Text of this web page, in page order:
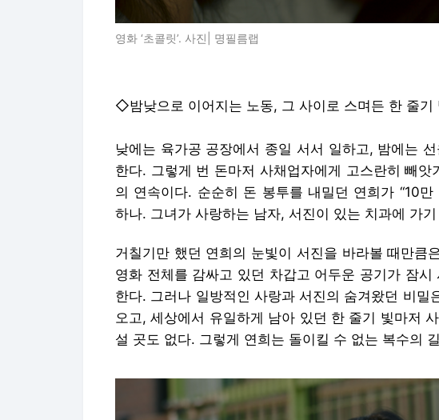
영화 ‘초콜릿’. 사진| 명필름랩
◇밤낮으로 이어지는 노동, 그 사이로 스며든 한 줄기
낮에는 육가공 공장에서 종일 서서 일하고, 밤에는
한다. 그렇게 번 돈마저 사채업자에게 고스란히 빼
의 연속이다. 순순히 돈 봉투를 내밀던 연희가 “10
하나. 그녀가 사랑하는 남자, 서진이 있는 치과에 가
거칠기만 했던 연희의 눈빛이 서진을 바라볼 때만큼
영화 전체를 감싸고 있던 차갑고 어두운 공기가 잠
한다. 그러나 일방적인 사랑과 서진의 숨겨왔던 비밀
오고, 세상에서 유일하게 남아 있던 한 줄기 빛마저
설 곳도 없다. 그렇게 연희는 돌이킬 수 없는 복수의